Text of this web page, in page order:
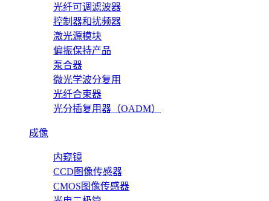
光纤可调滤波器
控制器和扰频器
激光源模块
偏振保持产品
泵合器
微光学波分复用
光纤合束器
光分插复用器（OADM）
成像
内窥镜
CCD图像传感器
CMOS图像传感器